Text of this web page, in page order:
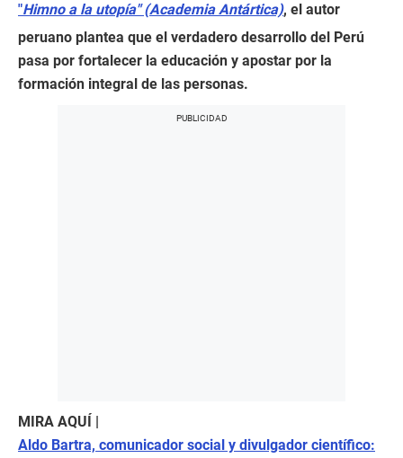
"Himno a la utopía" (Academia Antártica), el autor
peruano plantea que el verdadero desarrollo del Perú
pasa por fortalecer la educación y apostar por la
formación integral de las personas.
MIRA AQUÍ |
Aldo Bartra, comunicador social y divulgador científico: